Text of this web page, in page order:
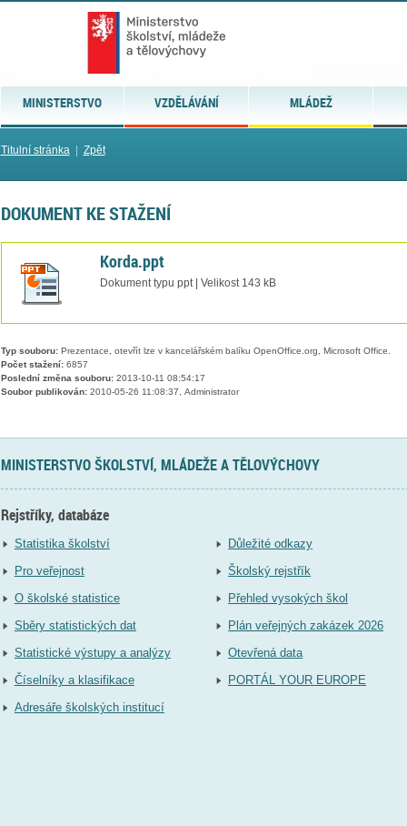
MINISTERSTVO VZDĚLÁVÁNÍ MLÁDEŽ
Titulní stránka| Zpět
DOKUMENT KE STAŽENÍ
Korda.ppt
Dokument typu ppt | Velikost 143 kB
Typ souboru:Prezentace, otevřít lze v kancelářském balíku OpenOffice.org, Microsoft Office.
Počet stažení:6857
Poslední změna souboru:2013-10-11 08:54:17
Soubor publikován:2010-05-26 11:08:37, Administrator
MINISTERSTVO ŠKOLSTVÍ, MLÁDEŽE A TĚLOVÝCHOVY
Rejstříky, databáze
Statistika školství
Pro veřejnost
O školské statistice
Sběry statistických dat
Statistické výstupy a analýzy
Číselníky a klasifikace
Adresáře školských institucí
Důležité odkazy
Školský rejstřík
Přehled vysokých škol
Plán veřejných zakázek 2026
Otevřená data
PORTÁL YOUR EUROPE